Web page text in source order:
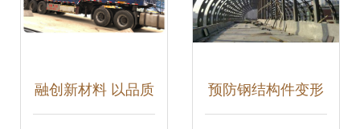
融创新材料 以品质 预防钢结构件变形